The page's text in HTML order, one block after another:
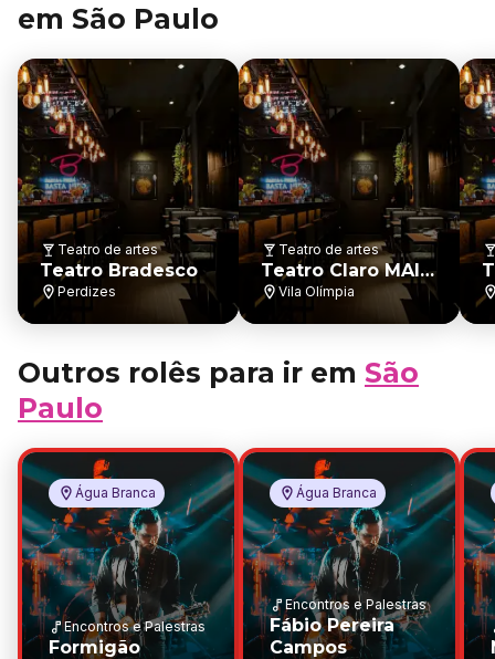
em São Paulo
Teatro de artes
Teatro Bradesco
Perdizes
Teatro de artes
Teatro Claro MAIS
SPVila Olímpia
Outros rolês para ir em São
Paulo
Água Branca
Encontros e Palestras
Formigão
Água Branca
Encontros e Palestras
Fábio Pereira
Campos